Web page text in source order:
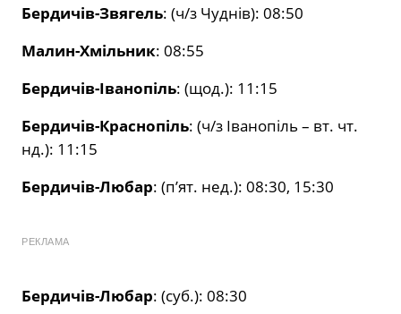
Бердичів-Звягель: (ч/з Чуднів): 08:50
Малин-Хмільник: 08:55
Бердичів-Іванопіль: (щод.): 11:15
Бердичів-Краснопіль: (ч/з Іванопіль – вт. чт.
нд.): 11:15
Бердичів-Любар: (п’ят. нед.): 08:30, 15:30
РЕКЛАМА
Бердичів-Любар: (суб.): 08:30